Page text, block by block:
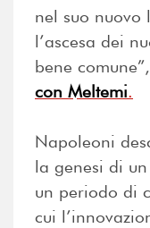
nel suo nuovo
l’ascesa dei
bene comune”,
con Meltemi.
Napoleoni
la genesi di
un periodo di
cui